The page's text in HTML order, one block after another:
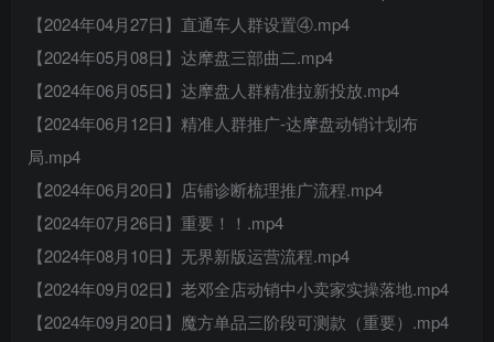
【2024年04月27日】直通车人群设置④.mp4
【2024年05月08日】达摩盘三部曲二.mp4
【2024年06月05日】达摩盘人群精准拉新投放.mp4
【2024年06月12日】精准人群推广-达摩盘动销计划布
局.mp4
【2024年06月20日】店铺诊断梳理推广流程.mp4
【2024年07月26日】重要！！.mp4
【2024年08月10日】无界新版运营流程.mp4
【2024年09月02日】老邓全店动销中小卖家实操落地.mp4
【2024年09月20日】魔方单品三阶段可测款（重要）.mp4